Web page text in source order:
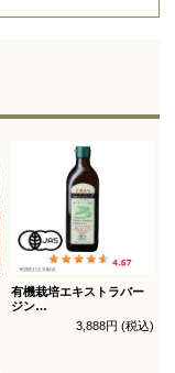
有機栽培エキストラバー
ジン
オリーブオイル シングル
3,888円 (税込)